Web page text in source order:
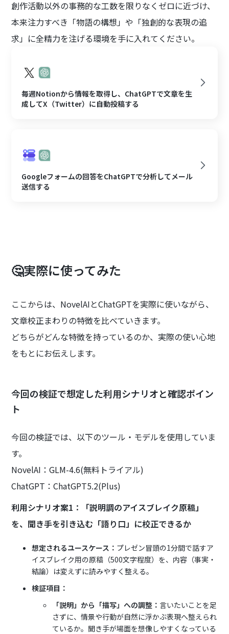
創作活動以外の事務的な工数を限りなくゼロに近づけ、
本来注力すべき「物語の構想」や「独創的な表現の追
求」に全精力を注げる環境を手に入れてください。
毎週Notionから情報を取得し、ChatGPTで文章を生
成してX（Twitter）に自動投稿する
Googleフォームの回答をChatGPTで分析してメール
送信する
🤔実際に使ってみた
ここからは、NovelAIとChatGPTを実際に使いながら、
文章校正まわりの特徴を比べていきます。
どちらがどんな特徴を持っているのか、実際の使い心地
をもとにお伝えします。
今回の検証で想定した利用シナリオと確認ポイン
ト
今回の検証では、以下のツール・モデルを使用していま
す。
NovelAI：GLM-4.6(無料トライアル)
ChatGPT：ChatGPT5.2(Plus)
利用シナリオ案1：「説明調のアイスブレイク原稿」
を、聞き手を引き込む「語り口」に校正できるか
想定されるユースケース： プレゼン冒頭の1分間で話すア
イスブレイク用の原稿（500文字程度）を、内容（事実・
結論）は変えずに読みやすく整える。
検証項目：
「説明」から「描写」への調整： 言いたいことを足
さずに、情景や行動が自然に浮かぶ表現へ整えられ
ているか。聞き手が場面を想像しやすくなっている